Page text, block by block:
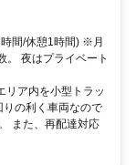
間/休憩1時間) ※月
。 夜はプライベート
リア内を小型トラッ
りの利く車両なので
また、再配達対応